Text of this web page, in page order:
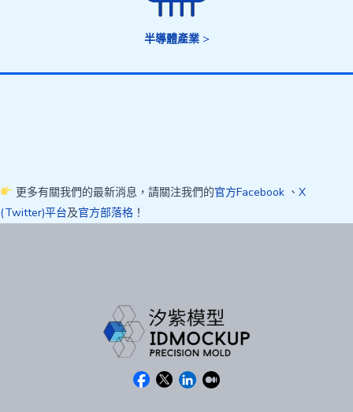
半導體產業>
更多有關我們的最新消息，請關注我們的官方Facebook、 X
(Twitter)平台及官方部落格 ！